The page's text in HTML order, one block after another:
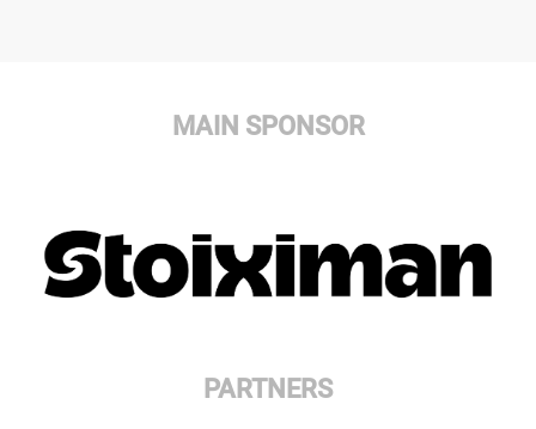
MAIN SPONSOR
PARTNERS